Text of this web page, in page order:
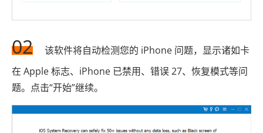
02
该软件将自动检测您的 iPhone 问题，显示诸如卡
在 Apple 标志、iPhone 已禁用、错误 27、恢复模式等问
题。点击“开始”继续。